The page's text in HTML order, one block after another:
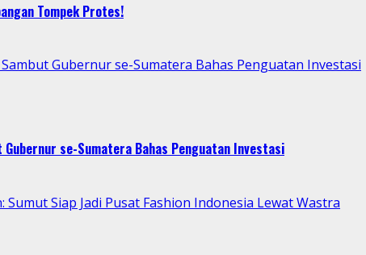
Tompek Protes!
Gubernur se-Sumatera Bahas Penguatan Investasi
se-Sumatera Bahas Penguatan Investasi
Siap Jadi Pusat Fashion Indonesia Lewat Wastra